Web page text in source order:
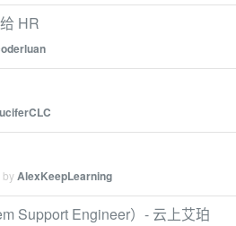
HR
byAlexKeepLearning
Support Engineer）- 云上艾珀